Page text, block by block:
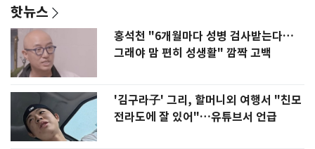
핫뉴스
홍석천 "6개월마다 성병 검사받는다…
그래야 맘 편히 성생활" 깜짝 고백
'김구라子' 그리, 할머니외 여행서 "친모
전라도에 잘 있어"…유튜브서 언급